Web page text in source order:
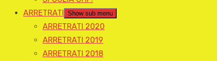
ARRETRATI
Show sub menu
ARRETRATI 2020
ARRETRATI 2019
ARRETRATI 2018